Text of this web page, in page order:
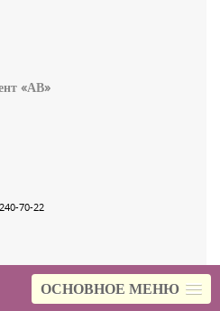
ОСНОВНОЕ МЕНЮ
«АВ»
70-22